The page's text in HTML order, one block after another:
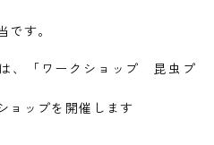
す。
、「ワークショップ 昆虫プ
ョップを開催します